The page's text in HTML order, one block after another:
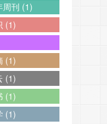
周刊 (1)
(1)
(1)
(1)
(1)
(1)